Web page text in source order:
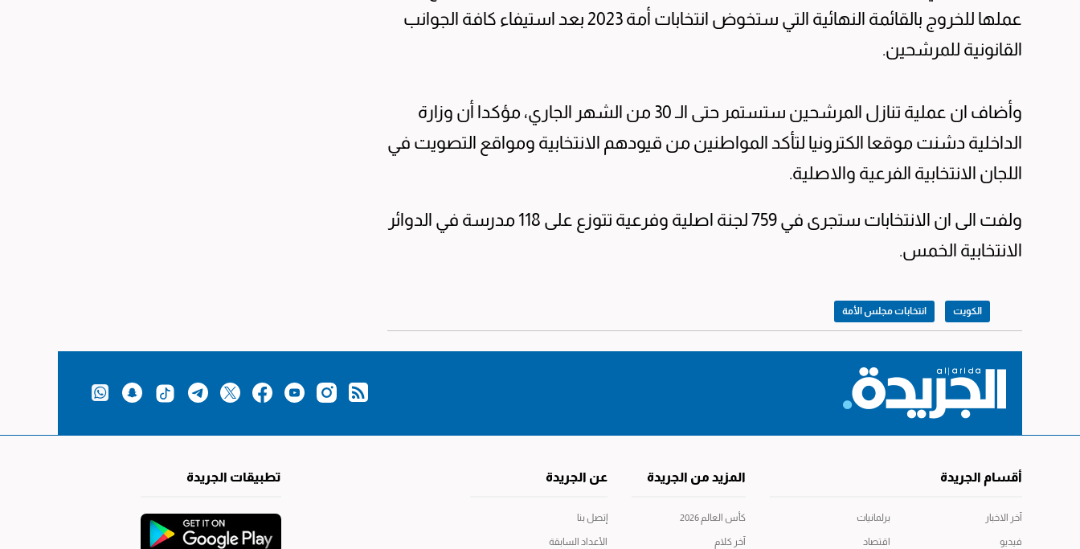
عملها للخروج بالقائمة النهائية التي ستخوض انتخابات أمة 2023 بعد استيفاء كافة الجوانب
القانونية للمرشحين.
وأضاف ان عملية تنازل المرشحين ستستمر حتى الـ 30 من الشهر الجاري، مؤكدا أن وزارة
الداخلية دشنت موقعا الكترونيا لتأكد المواطنين من قيودهم الانتخابية ومواقع التصويت في
اللجان الانتخابية الفرعية والاصلية.
ولفت الى ان الانتخابات ستجرى في 759 لجنة اصلية وفرعية تتوزع على 118 مدرسة في الدوائر
الانتخابية الخمس.
الكويت انتخابات مجلس الأمة
أقسام الجريدة
آخر الاخبار
فيديو
برلمانيات
اقتصاد
المزيد من الجريدة
كأس العالم 2026
آخر كلام
عن الجريدة
إتصل بنا
الأعداد السابقة
تطبيقات الجريدة